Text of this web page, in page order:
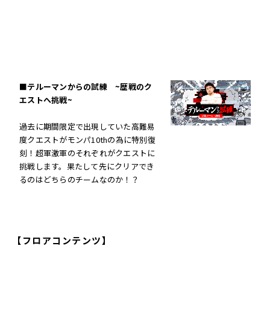
■テルーマンからの試練 ~歴戦のク
エストへ挑戦~
過去に期間限定で出現していた高難易
度クエストがモンパ10thの為に特別復
刻！超軍激軍のそれぞれがクエストに
挑戦します。果たして先にクリアでき
るのはどちらのチームなのか！？
【フロアコンテンツ】